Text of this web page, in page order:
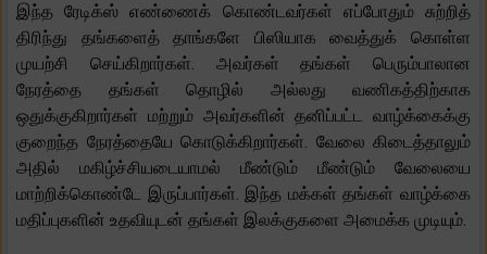
இந்த ரேடிக்ஸ் எண்ணைக் கொண்டவர்கள் எப்போதும் சுற்றித்
திரிந்து தங்களைத் தாங்களே பிஸியாக வைத்துக் கொள்ள
முயற்சி செய்கிறார்கள். அவர்கள் தங்கள் பெரும்பாலான
நேரத்தை தங்கள் தொழில் அல்லது வணிகத்திற்காக
ஒதுக்குகிறார்கள் மற்றும் அவர்களின் தனிப்பட்ட வாழ்க்கைக்கு
குறைந்த நேரத்தையே கொடுக்கிறார்கள். வேலை கிடைத்தாலும்
அதில் மகிழ்ச்சியடையாமல் மீண்டும் மீண்டும் வேலையை
மாற்றிக்கொண்டே இருப்பார்கள். இந்த மக்கள் தங்கள் வாழ்க்கை
மதிப்புகளின் உதவியுடன் தங்கள் இலக்குகளை அமைக்க முடியும்.